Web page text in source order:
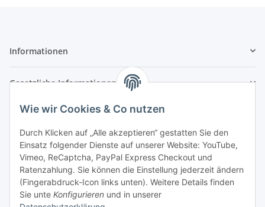
Informationen
Gesetzliche Informationen
Wie wir Cookies & Co nutzen
Durch Klicken auf „Alle akzeptieren“ gestatten Sie den
Einsatz folgender Dienste auf unserer Website: YouTube,
Vimeo, ReCaptcha, PayPal Express Checkout und
Ratenzahlung. Sie können die Einstellung jederzeit ändern
(Fingerabdruck-Icon links unten). Weitere Details finden
Sie unte Konfigurieren und in unserer